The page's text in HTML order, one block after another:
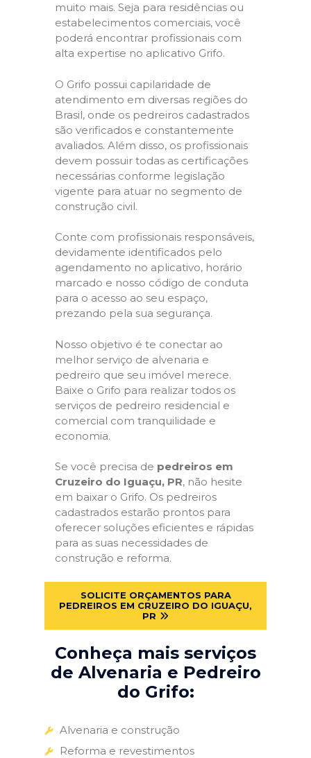
muito mais. Seja para residências ou
estabelecimentos comerciais, você
poderá encontrar profissionais com
alta expertise no aplicativo Grifo.
O Grifo possui capilaridade de
atendimento em diversas regiões do
Brasil, onde os pedreiros cadastrados
são verificados e constantemente
avaliados. Além disso, os profissionais
devem possuir todas as certificações
necessárias conforme legislação
vigente para atuar no segmento de
construção civil.
Conte com profissionais responsáveis,
devidamente identificados pelo
agendamento no aplicativo, horário
marcado e nosso código de conduta
para o acesso ao seu espaço,
prezando pela sua segurança.
Nosso objetivo é te conectar ao
melhor serviço de alvenaria e
pedreiro que seu imóvel merece.
Baixe o Grifo para realizar todos os
serviços de pedreiro residencial e
comercial com tranquilidade e
economia.
Se você precisa de pedreiros em
Cruzeiro do Iguaçu, PR, não hesite
em baixar o Grifo. Os pedreiros
cadastrados estarão prontos para
oferecer soluções eficientes e rápidas
para as suas necessidades de
construção e reforma.
SOLICITE ORÇAMENTOS PARA
PEDREIROS EM CRUZEIRO DO IGUAÇU,
PR
Conheça mais serviços
de Alvenaria e Pedreiro
do Grifo:
Alvenaria e construção
Reforma e revestimentos